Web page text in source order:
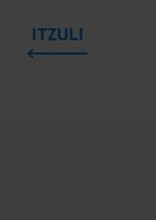
ITZULI